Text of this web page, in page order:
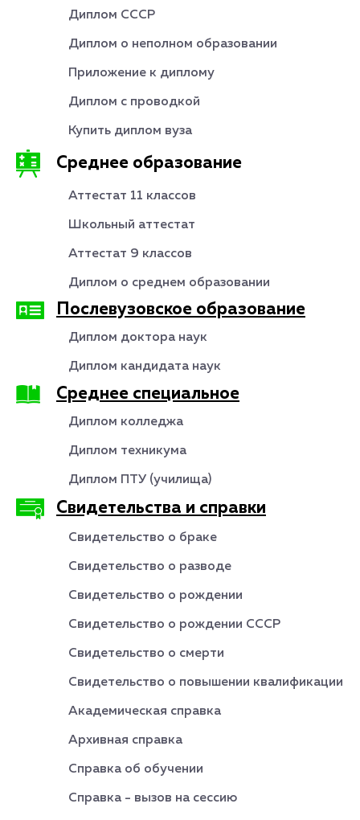
Диплом СССР
Диплом о неполном образовании
Приложение к диплому
Диплом с проводкой
Купить диплом вуза
Среднее образование
Аттестат 11 классов
Школьный аттестат
Аттестат 9 классов
Диплом о среднем образовании
Послевузовское образование
Диплом доктора наук
Диплом кандидата наук
Среднее специальное
Диплом колледжа
Диплом техникума
Диплом ПТУ (училища)
Свидетельства и справки
Свидетельство о браке
Свидетельство о разводе
Свидетельство о рождении
Свидетельство о рождении СССР
Свидетельство о смерти
Свидетельство о повышении квалификации
Академическая справка
Архивная справка
Справка об обучении
Справка - вызов на сессию